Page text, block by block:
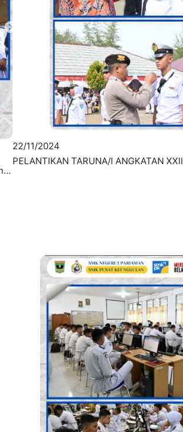
22/11/2024
PELANTIKAN TARUNA/I ANGKATAN XXII